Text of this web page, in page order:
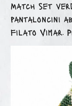
Match set
pantaloncini
filato Vimar.